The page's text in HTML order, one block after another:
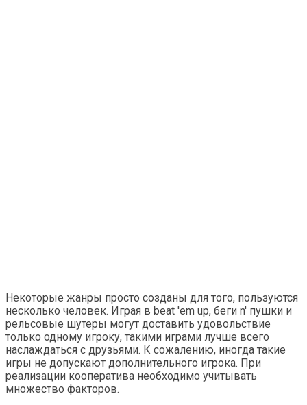
Некоторые жанры просто созданы для того, пользуются
несколько человек. Играя в beat 'em up, беги n' пушки и
рельсовые шутеры могут доставить удовольствие
только одному игроку, такими играми лучше всего
наслаждаться с друзьями. К сожалению, иногда такие
игры не допускают дополнительного игрока. При
реализации кооператива необходимо учитывать
множество факторов.